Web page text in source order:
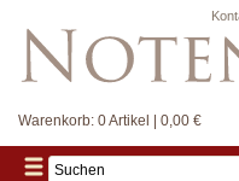
Warenkorb: 0 Artikel | 0,00 €